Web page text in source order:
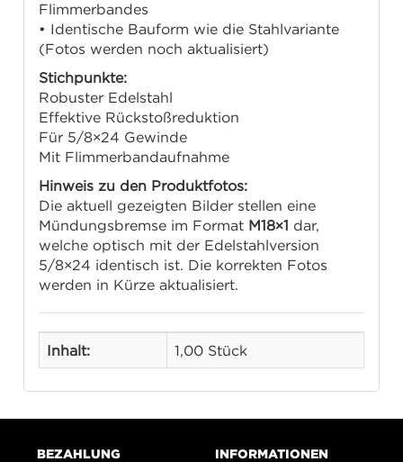
Flimmerbandes
• Identische Bauform wie die Stahlvariante
(Fotos werden noch aktualisiert)
Stichpunkte:
Robuster Edelstahl
Effektive Rückstoßreduktion
Für 5/8×24 Gewinde
Mit Flimmerbandaufnahme
Hinweis zu den Produktfotos:
Die aktuell gezeigten Bilder stellen eine
Mündungsbremse im Format M18×1 dar,
welche optisch mit der Edelstahlversion
5/8×24 identisch ist. Die korrekten Fotos
werden in Kürze aktualisiert.
Inhalt: 1,00 Stück
BEZAHLUNG INFORMATIONEN